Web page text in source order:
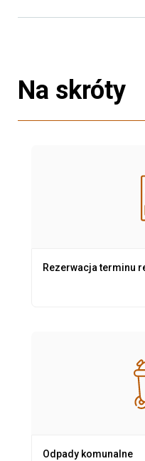
Na skróty
Rezerwacja terminu
Odpady komunalne